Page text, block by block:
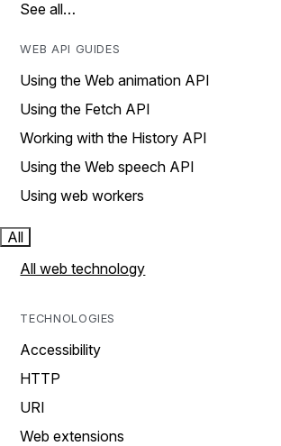
See all…
WEB API GUIDES
Using the Web animation API
Using the Fetch API
Working with the History API
Using the Web speech API
Using web workers
All
All web technology
TECHNOLOGIES
Accessibility
HTTP
URI
Web extensions